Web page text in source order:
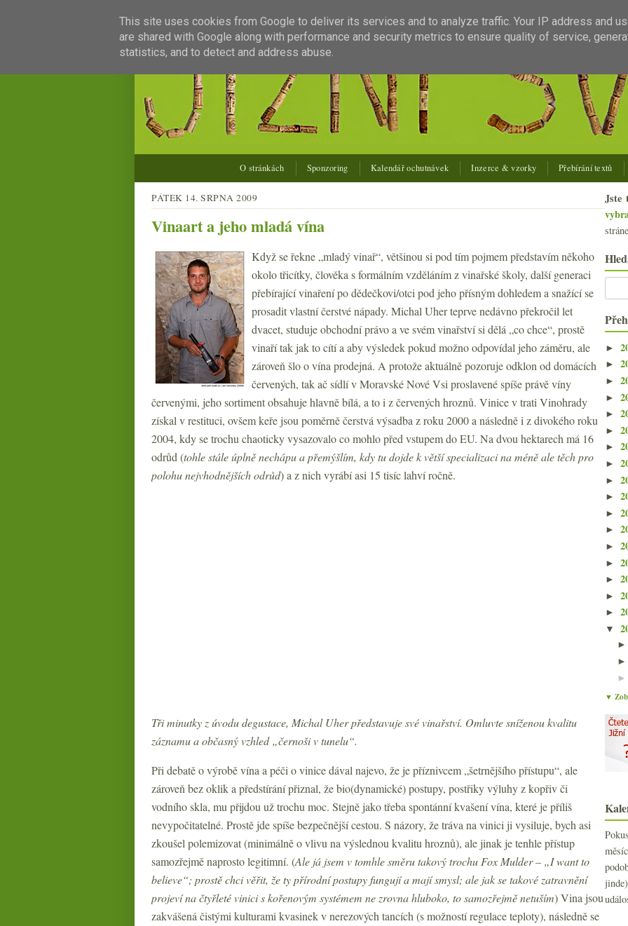
O stránkách Sponzoring Kalendář ochutnávek Inzerce & vzorky Přebírání textů
PÁTEK 14. SRPNA 2009
Vinaart a jeho mladá vína
Když se řekne „mladý vinař“, většinou si pod tím pojmem představím někoho
okolo třicítky, člověka s formálním vzděláním z vinařské školy, další generaci
přebírající vinaření po dědečkovi/otci pod jeho přísným dohledem a snažící se
prosadit vlastní čerstvé nápady. Michal Uher teprve nedávno překročil let
dvacet, studuje obchodní právo a ve svém vinařství si dělá „co chce“, prostě
vinaří tak jak to cítí a aby výsledek pokud možno odpovídal jeho záměru, ale
zároveň šlo o vína prodejná. A protože aktuálně pozoruje odklon od domácích
červených, tak ač sídlí v Moravské Nové Vsi proslavené spíše právě víny
červenými, jeho sortiment obsahuje hlavně bílá, a to i z červených hroznů. Vinice v trati Vinohrady
získal v restituci, ovšem keře jsou poměrně čerstvá výsadba z roku 2000 a následně i z divokého roku
2004, kdy se trochu chaoticky vysazovalo co mohlo před vstupem do EU. Na dvou hektarech má 16
odrůd (tohle stále úplně nechápu a přemýšlím, kdy tu dojde k větší specializaci na méně ale těch pro
polohu nejvhodnějších odrůd) a z nich vyrábí asi 15 tisíc lahví ročně.
Tři minutky z úvodu degustace, Michal Uher představuje své vinařství. Omluvte sníženou kvalitu
záznamu a občasný vzhled „černoši v tunelu“.
Při debatě o výrobě vína a péči o vinice dával najevo, že je příznivcem „šetrnějšího přístupu“, ale
zároveň bez oklik a předstírání přiznal, že bio(dynamické) postupy, postřiky výluhy z kopřiv či
vodního skla, mu přijdou už trochu moc. Stejně jako třeba spontánní kvašení vína, které je příliš
nevypočitatelné. Prostě jde spíše bezpečnější cestou. S názory, že tráva na vinici ji vysiluje, bych asi
zkoušel polemizovat (minimálně o vlivu na výslednou kvalitu hroznů), ale jinak je tenhle přístup
samozřejmě naprosto legitimní. (Ale já jsem v tomhle směru takový trochu Fox Mulder – „I want to
believe“; prostě chci věřit, že ty přírodní postupy fungují a mají smysl; ale jak se takové zatravnění
projeví na čtyřleté vinici s kořenovým systémem ne zrovna hluboko, to samozřejmě netuším) Vina jsou
zakvášená čistými kulturami kvasinek v nerezových tancích (s možností regulace teploty), následně se
Jste
►
►
►
►
►
►
►
►
►
►
►
►
►
►
►
►
►
▼
▼
This site uses cookies from Google to deliver its services and to analyze traffic. Your IP address and
are shared with Google along with performance and security metrics to ensure quality of service,
statistics, and to detect and address abuse.